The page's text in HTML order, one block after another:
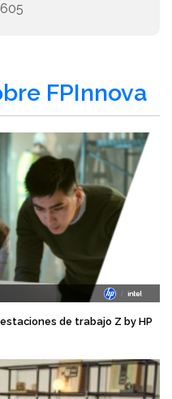
FPInnova
de trabajo Z by HP